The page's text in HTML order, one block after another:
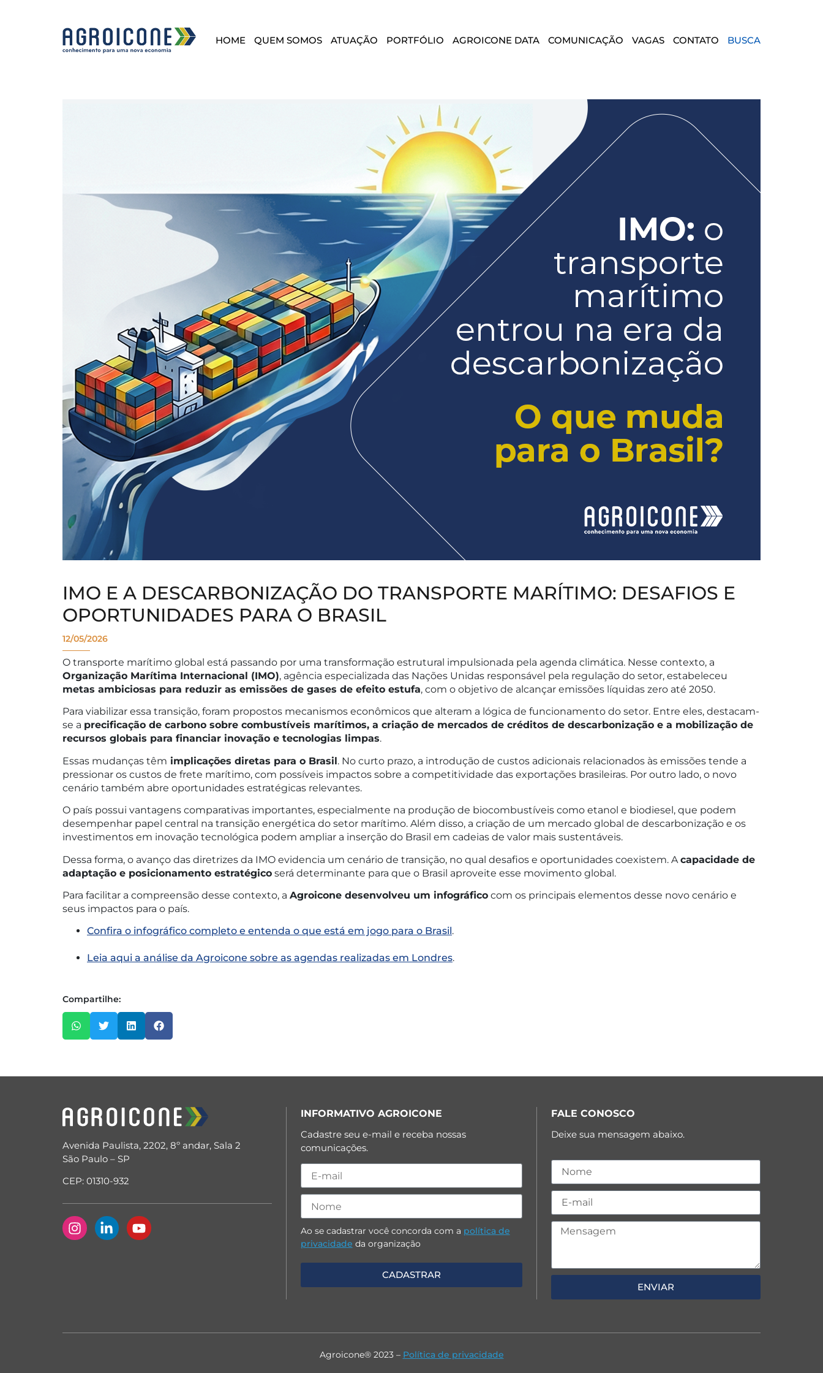
HOME QUEM SOMOS ATUAÇÃO PORTFÓLIO AGROICONE DATA COMUNICAÇÃO VAGAS CONTATO BUSCA
IMO E A DESCARBONIZAÇÃO DO TRANSPORTE MARÍTIMO: DESAFIOS E
OPORTUNIDADES PARA O BRASIL
12/05/2026
O transporte marítimo global está passando por uma transformação estrutural impulsionada pela agenda climática. Nesse contexto, a
Organização Marítima Internacional (IMO), agência especializada das Nações Unidas responsável pela regulação do setor, estabeleceu
metas ambiciosas para reduzir as emissões de gases de efeito estufa, com o objetivo de alcançar emissões líquidas zero até 2050.
Para viabilizar essa transição, foram propostos mecanismos econômicos que alteram a lógica de funcionamento do setor. Entre eles, destacam-
se a precificação de carbono sobre combustíveis marítimos, a criação de mercados de créditos de descarbonização e a mobilização de
recursos globais para financiar inovação e tecnologias limpas.
Essas mudanças têm implicações diretas para o Brasil. No curto prazo, a introdução de custos adicionais relacionados às emissões tende a
pressionar os custos de frete marítimo, com possíveis impactos sobre a competitividade das exportações brasileiras. Por outro lado, o novo
cenário também abre oportunidades estratégicas relevantes.
O país possui vantagens comparativas importantes, especialmente na produção de biocombustíveis como etanol e biodiesel, que podem
desempenhar papel central na transição energética do setor marítimo. Além disso, a criação de um mercado global de descarbonização e os
investimentos em inovação tecnológica podem ampliar a inserção do Brasil em cadeias de valor mais sustentáveis.
Dessa forma, o avanço das diretrizes da IMO evidencia um cenário de transição, no qual desafios e oportunidades coexistem. A capacidade de
adaptação e posicionamento estratégico será determinante para que o Brasil aproveite esse movimento global.
Para facilitar a compreensão desse contexto, a Agroicone desenvolveu um infográfico com os principais elementos desse novo cenário e
seus impactos para o país.
Confira o infográfico completo e entenda o que está em jogo para o Brasil.
Leia aqui a análise da Agroicone sobre as agendas realizadas em Londres.
Compartilhe:
Avenida Paulista, 2202, 8º andar, Sala 2
São Paulo – SP
CEP: 01310-932
INFORMATIVO AGROICONE
Cadastre seu e-mail e receba nossas
comunicações.
Ao se cadastrar você concorda com a política de
privacidade da organização
FALE CONOSCO
Deixe sua mensagem abaixo.
ENVIAR
Agroicone® 2023 – Política de privacidade